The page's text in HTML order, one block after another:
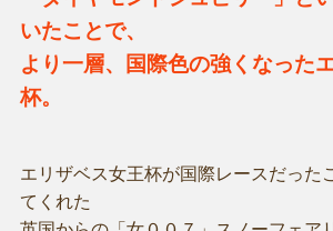
いたことで、
より一層、国際色の強くなった
杯。
エリザベス女王杯が国際レースだった
てくれた